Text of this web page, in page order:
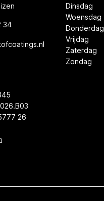
34
26
Dinsdag
Woensdag
Donderdag
Vrijdag
Zaterdag
Zondag